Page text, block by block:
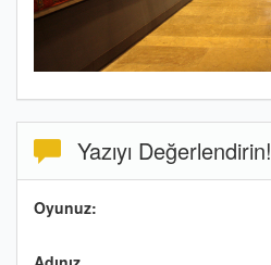
Yazıyı Değerlendirin!
Oyunuz: